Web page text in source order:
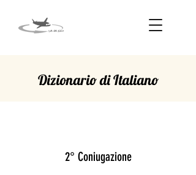
Dizionario di Italiano
2° Coniugazione